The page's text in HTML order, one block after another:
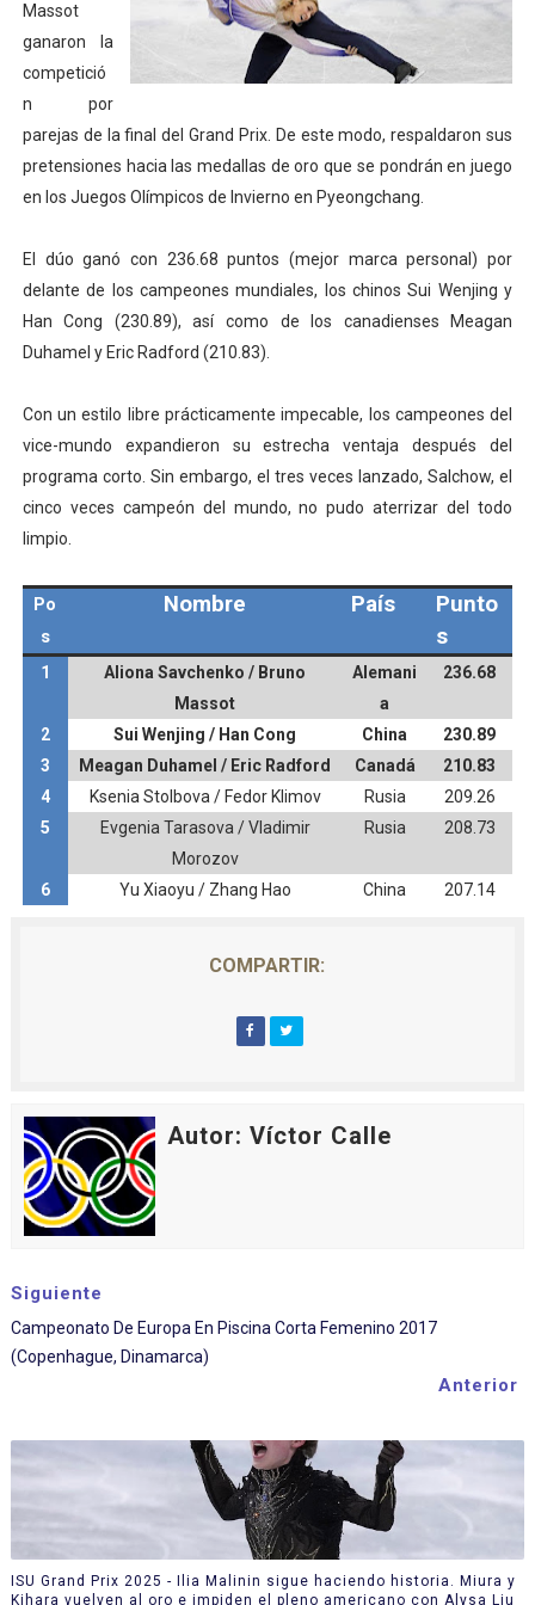
Athletes Unlimited Softball League 2026 - Las Utah
Mundial de piragüismo slalom 2026 (Oklahoma City,
Tour de Francia masculino 2026 - Tadej Pogacar
Mundial de Fórmula 1 2026 - Lando Norris consigue
Campeonato de Europa en aguas abiertas 2026
Massot
ganaron la
competició
n por
parejas de la final del Grand Prix. De este modo, respaldaron sus
pretensiones hacia las medallas de oro que se pondrán en juego
en los Juegos Olímpicos de Invierno en Pyeongchang.
El dúo ganó con 236.68 puntos (mejor marca personal) por
delante de los campeones mundiales, los chinos Sui Wenjing y
Han Cong (230.89), así como de los canadienses Meagan
Duhamel y Eric Radford (210.83).
Con un estilo libre prácticamente impecable, los campeones del
vice-mundo expandieron su estrecha ventaja después del
programa corto. Sin embargo, el tres veces lanzado, Salchow, el
cinco veces campeón del mundo, no pudo aterrizar del todo
limpio.
Po
s
Nombre País
Punto
s
1
Aliona Savchenko / Bruno
Massot
Alemani
a
236.68
2 Sui Wenjing / Han Cong China
230.89
3
Meagan Duhamel / Eric Radford Canadá
210.83
4
Ksenia Stolbova / Fedor Klimov Rusia
209.26
5
Evgenia Tarasova / Vladimir
Morozov
Rusia 208.73
6 Yu Xiaoyu / Zhang Hao China 207.14
COMPARTIR:
Autor: Víctor Calle
Siguiente
Campeonato De Europa En Piscina Corta Femenino 2017
(Copenhague, Dinamarca)
Anterior
ISU Grand Prix 2025 - Ilia Malinin sigue haciendo historia. Miura y
Kihara vuelven al oro e impiden el pleno americano con Alysa Liu